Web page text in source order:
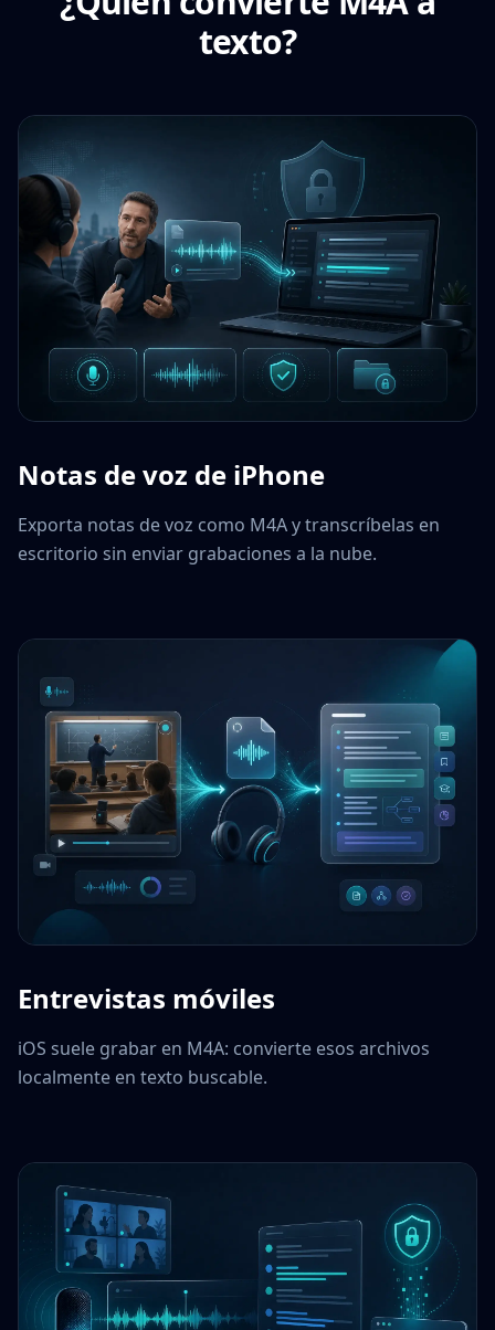
texto?
Notas de voz de iPhone
Exporta notas de voz como M4A y transcríbelas en
escritorio sin enviar grabaciones a la nube.
Entrevistas móviles
iOS suele grabar en M4A: convierte esos archivos
localmente en texto buscable.